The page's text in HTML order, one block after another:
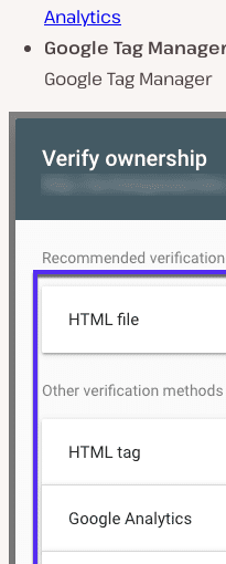
Analytics
Google Tag
Google Tag Manager